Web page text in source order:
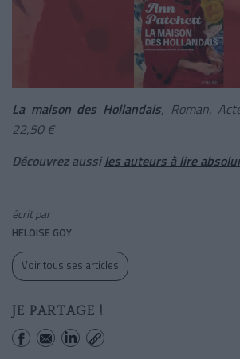
La maison des Hollandais, Roman,
22,50 €
Découvrez aussiles auteurs à lire
écrit par
HELOISE GOY
Voir tous ses articles
JE PARTAGE !